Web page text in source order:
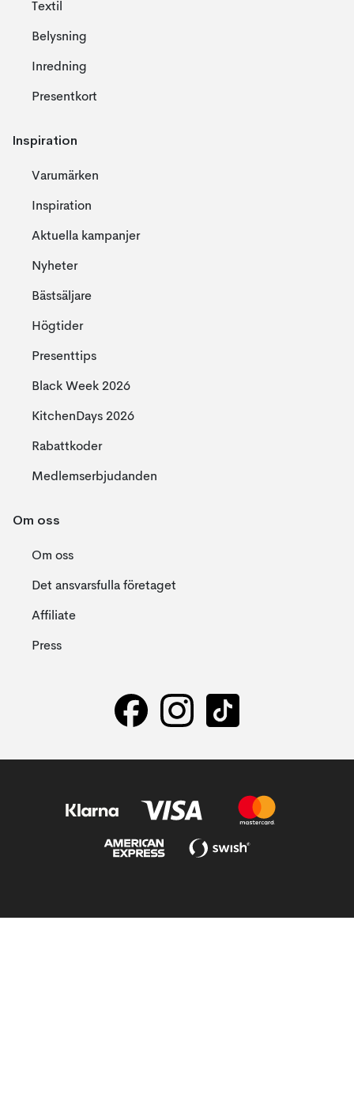
Textil
Belysning
Inredning
Presentkort
Inspiration
Varumärken
Inspiration
Aktuella kampanjer
Nyheter
Bästsäljare
Högtider
Presenttips
Black Week 2026
KitchenDays 2026
Rabattkoder
Medlemserbjudanden
Om oss
Om oss
Det ansvarsfulla företaget
Affiliate
Press